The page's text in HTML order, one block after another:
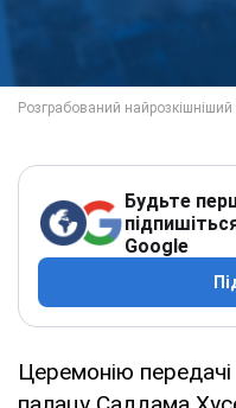
Будьте
Google
Церемонію